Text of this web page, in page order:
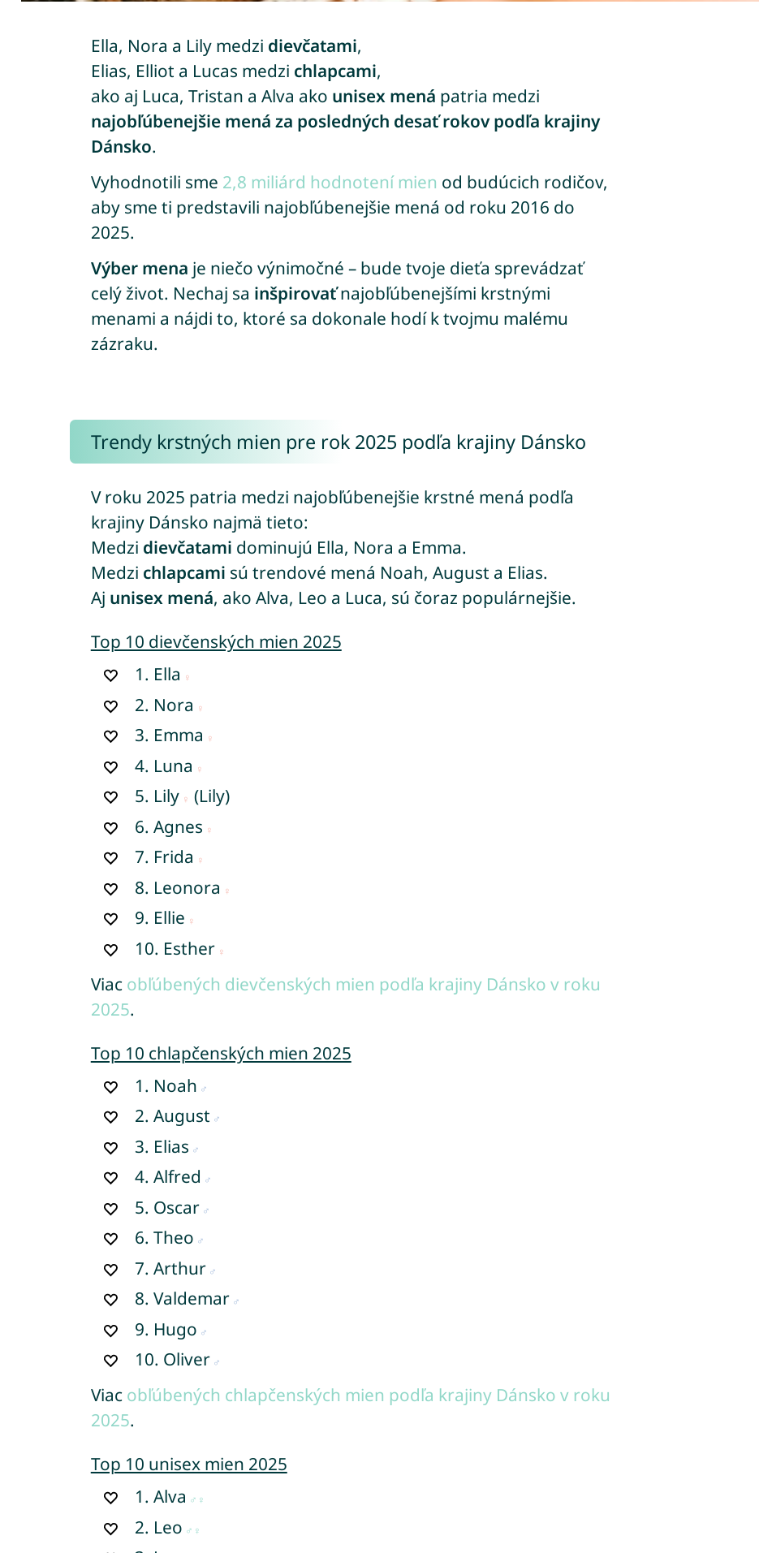
Ella, Nora a Lily medzi dievčatami,
Elias, Elliot a Lucas medzi chlapcami,
ako aj Luca, Tristan a Alva ako unisex mená patria medzi
najobľúbenejšie mená za posledných desať rokov podľa krajiny
Dánsko.
Vyhodnotili sme 2,8 miliárd hodnotení mien od budúcich rodičov,
aby sme ti predstavili najobľúbenejšie mená od roku 2016 do
2025.
Výber mena je niečo výnimočné – bude tvoje dieťa sprevádzať
celý život. Nechaj sa inšpirovaťnajobľúbenejšími krstnými
menami a nájdi to, ktoré sa dokonale hodí k tvojmu malému
zázraku.
Trendy krstných mien pre rok 2025 podľa krajiny Dánsko
V roku 2025 patria medzi najobľúbenejšie krstné mená podľa
krajiny Dánsko najmä tieto:
Medzi dievčatami dominujú Ella, Nora a Emma.
Medzi chlapcami sú trendové mená Noah, August a Elias.
Aj unisex mená, ako Alva, Leo a Luca, sú čoraz populárnejšie.
Top 10 dievčenských mien 2025
1. Ella
2. Nora
3. Emma
4. Luna
5. Lily
(Lily)
6.Agnes
7. Frida
8. Leonora
9. Ellie
10. Esther
Viac obľúbených dievčenských mien podľa krajiny Dánsko v roku
2025.
Top 10 chlapčenských mien 2025
1. Noah
2.August
3. Elias
4.Alfred
5. Oscar
6.Theo
7.Arthur
8.Valdemar
9. Hugo
10. Oliver
Viac obľúbených chlapčenských mien podľa krajiny Dánsko v roku
2025.
Top 10 unisex mien 2025
1.Alva
2. Leo